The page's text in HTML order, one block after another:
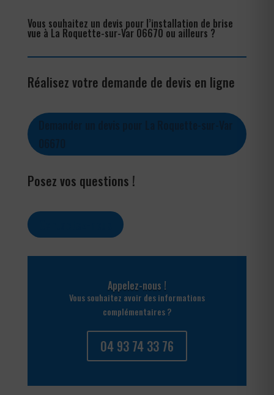
Vous souhaitez un devis pour l’installation de brise
vue à La Roquette-sur-Var 06670 ou ailleurs ?
Réalisez votre demande de devis en ligne
Posez vos questions !
Appelez-nous !
Vous souhaitez avoir des informations
complémentaires ?
04 93 74 33 76